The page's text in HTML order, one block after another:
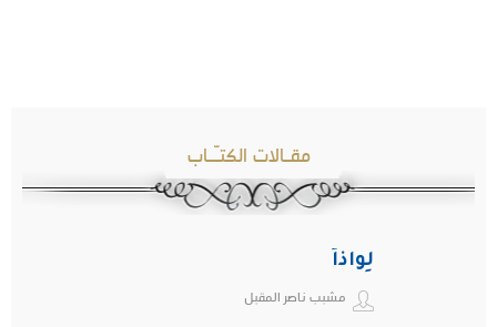
مقـالات الكتـّـاب
لِواذاً
مشبب ناصر المقبل